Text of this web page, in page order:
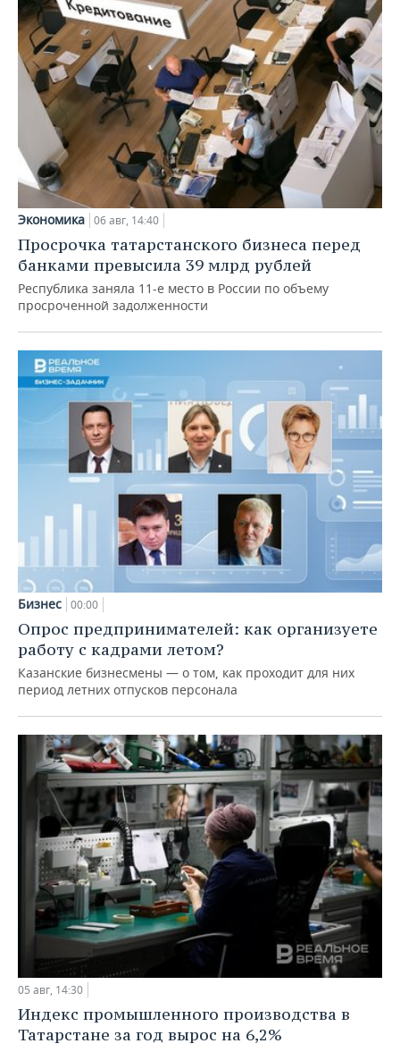
Экономика 06 авг, 14:40
Просрочка татарстанского бизнеса перед
банками превысила 39 млрд рублей
Республика заняла 11-е место в России по объему
просроченной задолженности
Бизнес 00:00
Опрос предпринимателей: как организуете
работу с кадрами летом?
Казанские бизнесмены — о том, как проходит для них
период летних отпусков персонала
05 авг, 14:30
Индекс промышленного производства в
Татарстане за год вырос на 6,2%